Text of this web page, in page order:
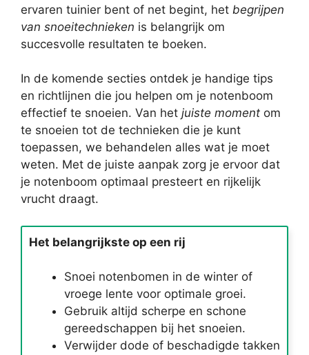
ervaren tuinier bent of net begint, het begrijpen
van snoeitechnieken is belangrijk om
succesvolle resultaten te boeken.
In de komende secties ontdek je handige tips
en richtlijnen die jou helpen om je notenboom
effectief te snoeien. Van het juiste moment om
te snoeien tot de technieken die je kunt
toepassen, we behandelen alles wat je moet
weten. Met de juiste aanpak zorg je ervoor dat
je notenboom optimaal presteert en rijkelijk
vrucht draagt.
Het belangrijkste op een rij
Snoei notenbomen in de winter of
vroege lente voor optimale groei.
Gebruik altijd scherpe en schone
gereedschappen bij het snoeien.
Verwijder dode of beschadigde takken